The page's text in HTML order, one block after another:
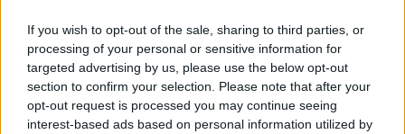
If you wish to opt-out of the sale, sharing to third parties, or
processing of your personal or sensitive information for
targeted advertising by us, please use the below opt-out
section to confirm your selection. Please note that after your
opt-out request is processed you may continue seeing
interest-based ads based on personal information utilized by
précis dès le départ.